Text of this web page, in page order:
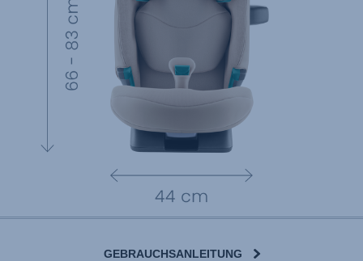
GEBRAUCHSANLEITUNG